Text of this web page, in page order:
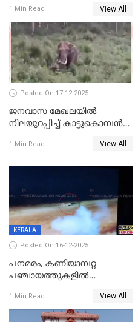
1 Min Read View All
Posted On 17-12-2025
ജനവാസ മേഖലയില്‍
നിലയുറപ്പിച്ച് കാട്ടുകൊമ്പന്‍
1 Min Read View All
KERALA
Posted On 16-12-2025
പനമരം, കണിയാമ്പറ്റ
പഞ്ചായത്തുകളിൽ
സ്ഥാപനങ്ങൾക്ക് അവധി
1 Min Read View All